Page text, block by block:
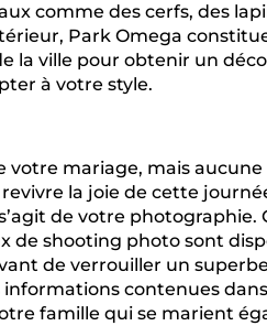
comme des cerfs, des
Park Omega
la ville pour obtenir un
à votre style.
mariage, mais
la joie de cette
de votre photographie.
shooting photo sont
de verrouiller un
contenues
famille qui se marient